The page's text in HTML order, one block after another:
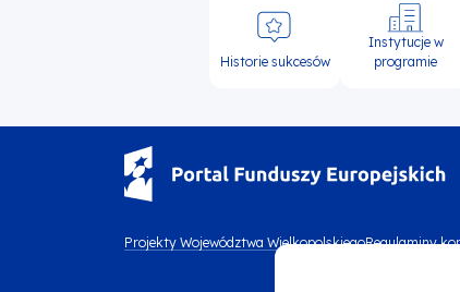
Historie sukcesów
Instytucje w
programie
Menu
Projekty Województwa WielkopolskiegoRegulaminy